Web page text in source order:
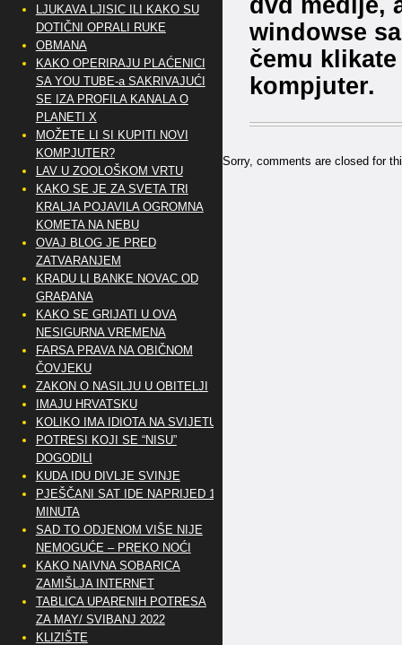
windowse
čemu
kompjuter.
Sorry, comments are closed for
LJUKAVA LJISIC ILI KAKO SU
DOTIČNI OPRALI RUKE
OBMANA
KAKO OPERIRAJU PLAĆENICI
SA YOU TUBE-a SAKRIVAJUĆI
SE IZA PROFILA KANALA O
PLANETI X
MOŽETE LI SI KUPITI NOVI
KOMPJUTER?
LAV U ZOOLOŠKOM VRTU
KAKO SE JE ZA SVETA TRI
KRALJA POJAVILA OGROMNA
KOMETA NA NEBU
OVAJ BLOG JE PRED
ZATVARANJEM
KRADU LI BANKE NOVAC OD
GRAĐANA
KAKO SE GRIJATI U OVA
NESIGURNA VREMENA
FARSA PRAVA NA OBIČNOM
ČOVJEKU
ZAKON O NASILJU U OBITELJI
IMAJU HRVATSKU
KOLIKO IMA IDIOTA NA SVIJETU?
POTRESI KOJI SE “NISU”
DOGODILI
KUDA IDU DIVLJE SVINJE
PJEŠČANI SAT IDE NAPRIJED 10
MINUTA
SAD TO ODJENOM VIŠE NIJE
NEMOGUĆE – PREKO NOĆI
KAKO NAIVNA SOBARICA
ZAMIŠLJA INTERNET
TABLICA UPARENIH POTRESA
ZA MAY/ SVIBANJ 2022
KLIZIŠTE